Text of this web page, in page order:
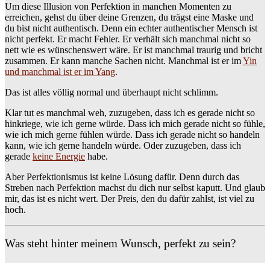
Um diese Illusion von Perfektion in manchen Momenten zu
erreichen, gehst du über deine Grenzen, du trägst eine Maske und
du bist nicht authentisch. Denn ein echter authentischer Mensch ist
nicht perfekt. Er macht Fehler. Er verhält sich manchmal nicht so
nett wie es wünschenswert wäre. Er ist manchmal traurig und bricht
zusammen. Er kann manche Sachen nicht. Manchmal ist er imYin
und manchmal ist er im Yang.
Das ist alles völlig normal und überhaupt nicht schlimm.
Klar tut es manchmal weh, zuzugeben, dass ich es gerade nicht so
hinkriege, wie ich gerne würde. Dass ich mich gerade nicht so fühle,
wie ich mich gerne fühlen würde. Dass ich gerade nicht so handeln
kann, wie ich gerne handeln würde. Oder zuzugeben, dass ich
gerade keine Energie habe.
Aber Perfektionismus ist keine Lösung dafür. Denn durch das
Streben nach Perfektion machst du dich nur selbst kaputt. Und glaub
mir, das ist es nicht wert. Der Preis, den du dafür zahlst, ist viel zu
hoch.
Was steht hinter meinem Wunsch, perfekt zu sein?